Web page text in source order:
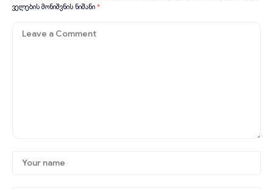
ველების მონიშვნის ნიშანი *